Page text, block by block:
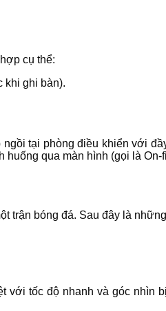
cụ thể:
khi ghi bàn).
tại phòng điều khiển với
qua màn hình (gọi là
trận bóng đá. Sau đây là
tốc độ nhanh và góc